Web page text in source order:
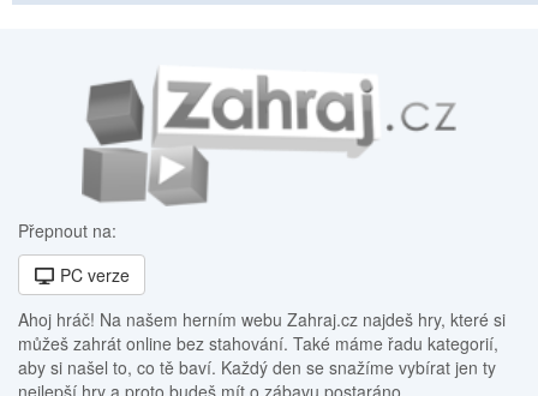
Přepnout na:
PC verze
Ahoj hráč! Na našem herním webu Zahraj.cz najdeš hry, které si
můžeš zahrát online bez stahování. Také máme řadu kategorií,
aby si našel to, co tě baví. Každý den se snažíme vybírat jen ty